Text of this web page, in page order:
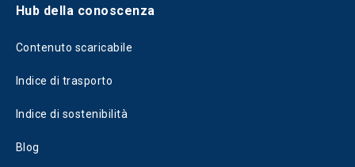
Hub della conoscenza
Contenuto scaricabile
Indice di trasporto
Indice di sostenibilità
Blog